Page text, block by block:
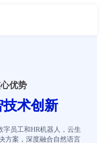
优势
术创新
字员工和HR机器人，云生
方案，深度融合自然语言